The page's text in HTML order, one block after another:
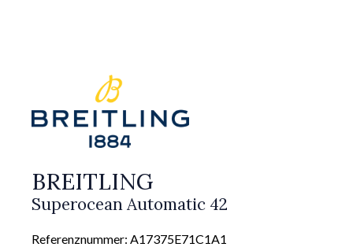
BREITLING
Superocean Automatic 42
Referenznummer: A17375E71C1A1